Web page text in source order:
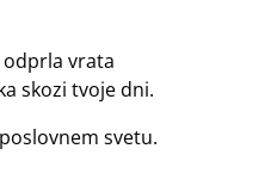
vrata
skozi tvoje dni.
svetu.